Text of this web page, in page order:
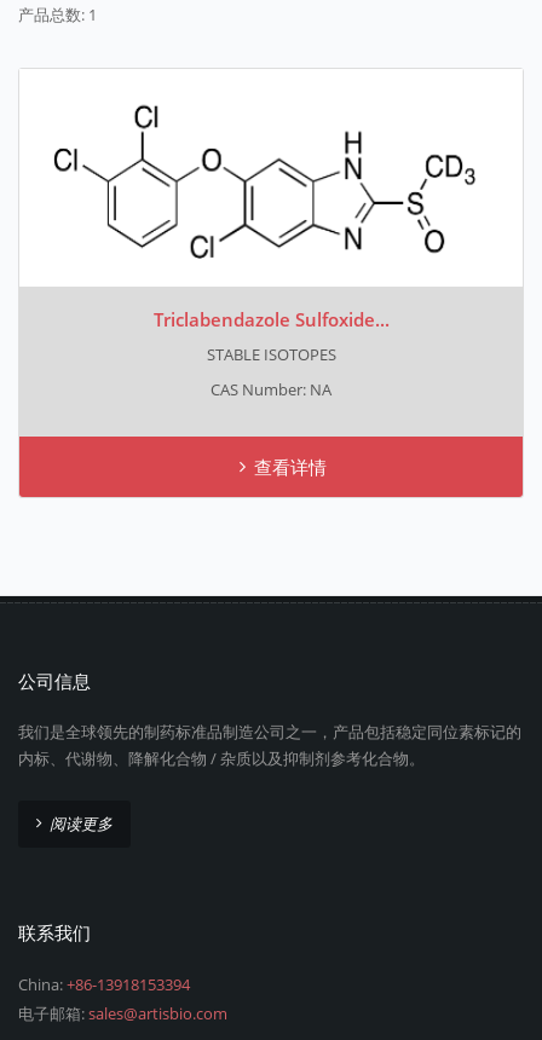
产品总数: 1
Triclabendazole Sulfoxide...
STABLE ISOTOPES
CAS Number: NA
查看详情
公司信息
我们是全球领先的制药标准品制造公司之一，产品包括稳定同位素标记的
内标、代谢物、降解化合物 / 杂质以及抑制剂参考化合物。
阅读更多
联系我们
China:+86-13918153394
电子邮箱:sales@artisbio.com